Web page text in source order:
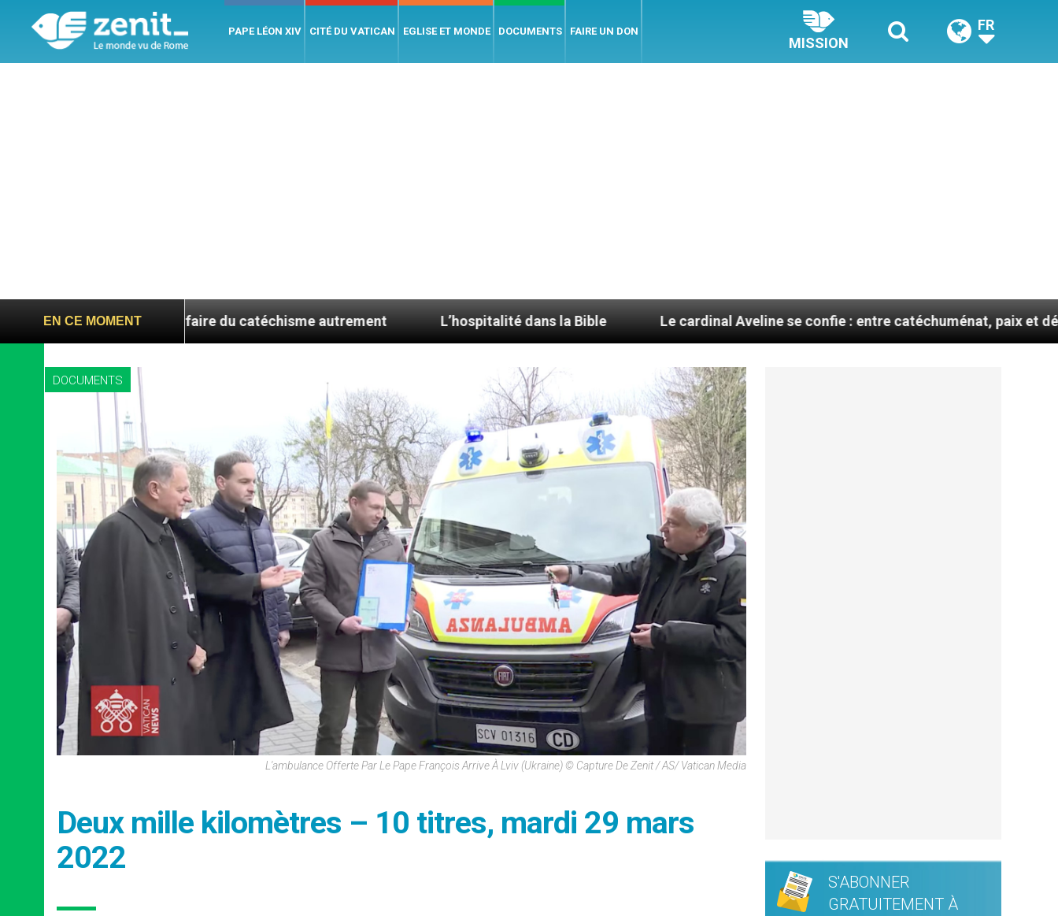
PAPE LÉON XIV CITÉ DU VATICAN EGLISE ET MONDE DOCUMENTS FAIRE UN DON
MISSION
FR
EN CE MOMENT
du Sud, faire du catéchisme autrement L’hospitalité dans la Bible Le cardinal Aveline se confie : entre catéchuménat, paix et défis migratoires
DOCUMENTS
L'ambulance Offerte Par Le Pape François Arrive À Lviv (Ukraine) © Capture De Zenit / AS/ Vatican Media
Deux mille kilomètres – 10 titres, mardi 29 mars
2022
S'ABONNER
GRATUITEMENT À